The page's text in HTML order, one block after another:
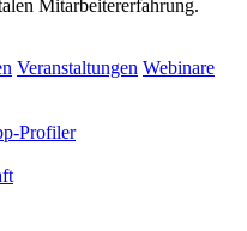
Mitarbeitererfahrung.
Veranstaltungen Webinare
Profiler